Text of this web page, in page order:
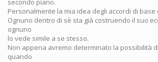
secondo piano.
Personalmente la mia idea degli accordi di base
Ognuno dentro di sè sta già costruendo il suo
ognuno
lo vede simile a se stesso.
Non appena avremo determinato la possibilità
quando